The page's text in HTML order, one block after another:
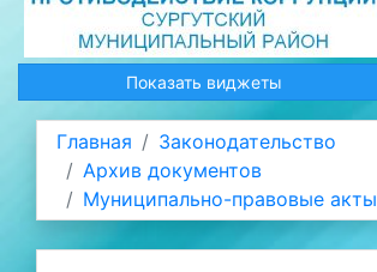
Показать виджеты
Главная
Законодательство
Архив документов
Муниципально-правовые акты